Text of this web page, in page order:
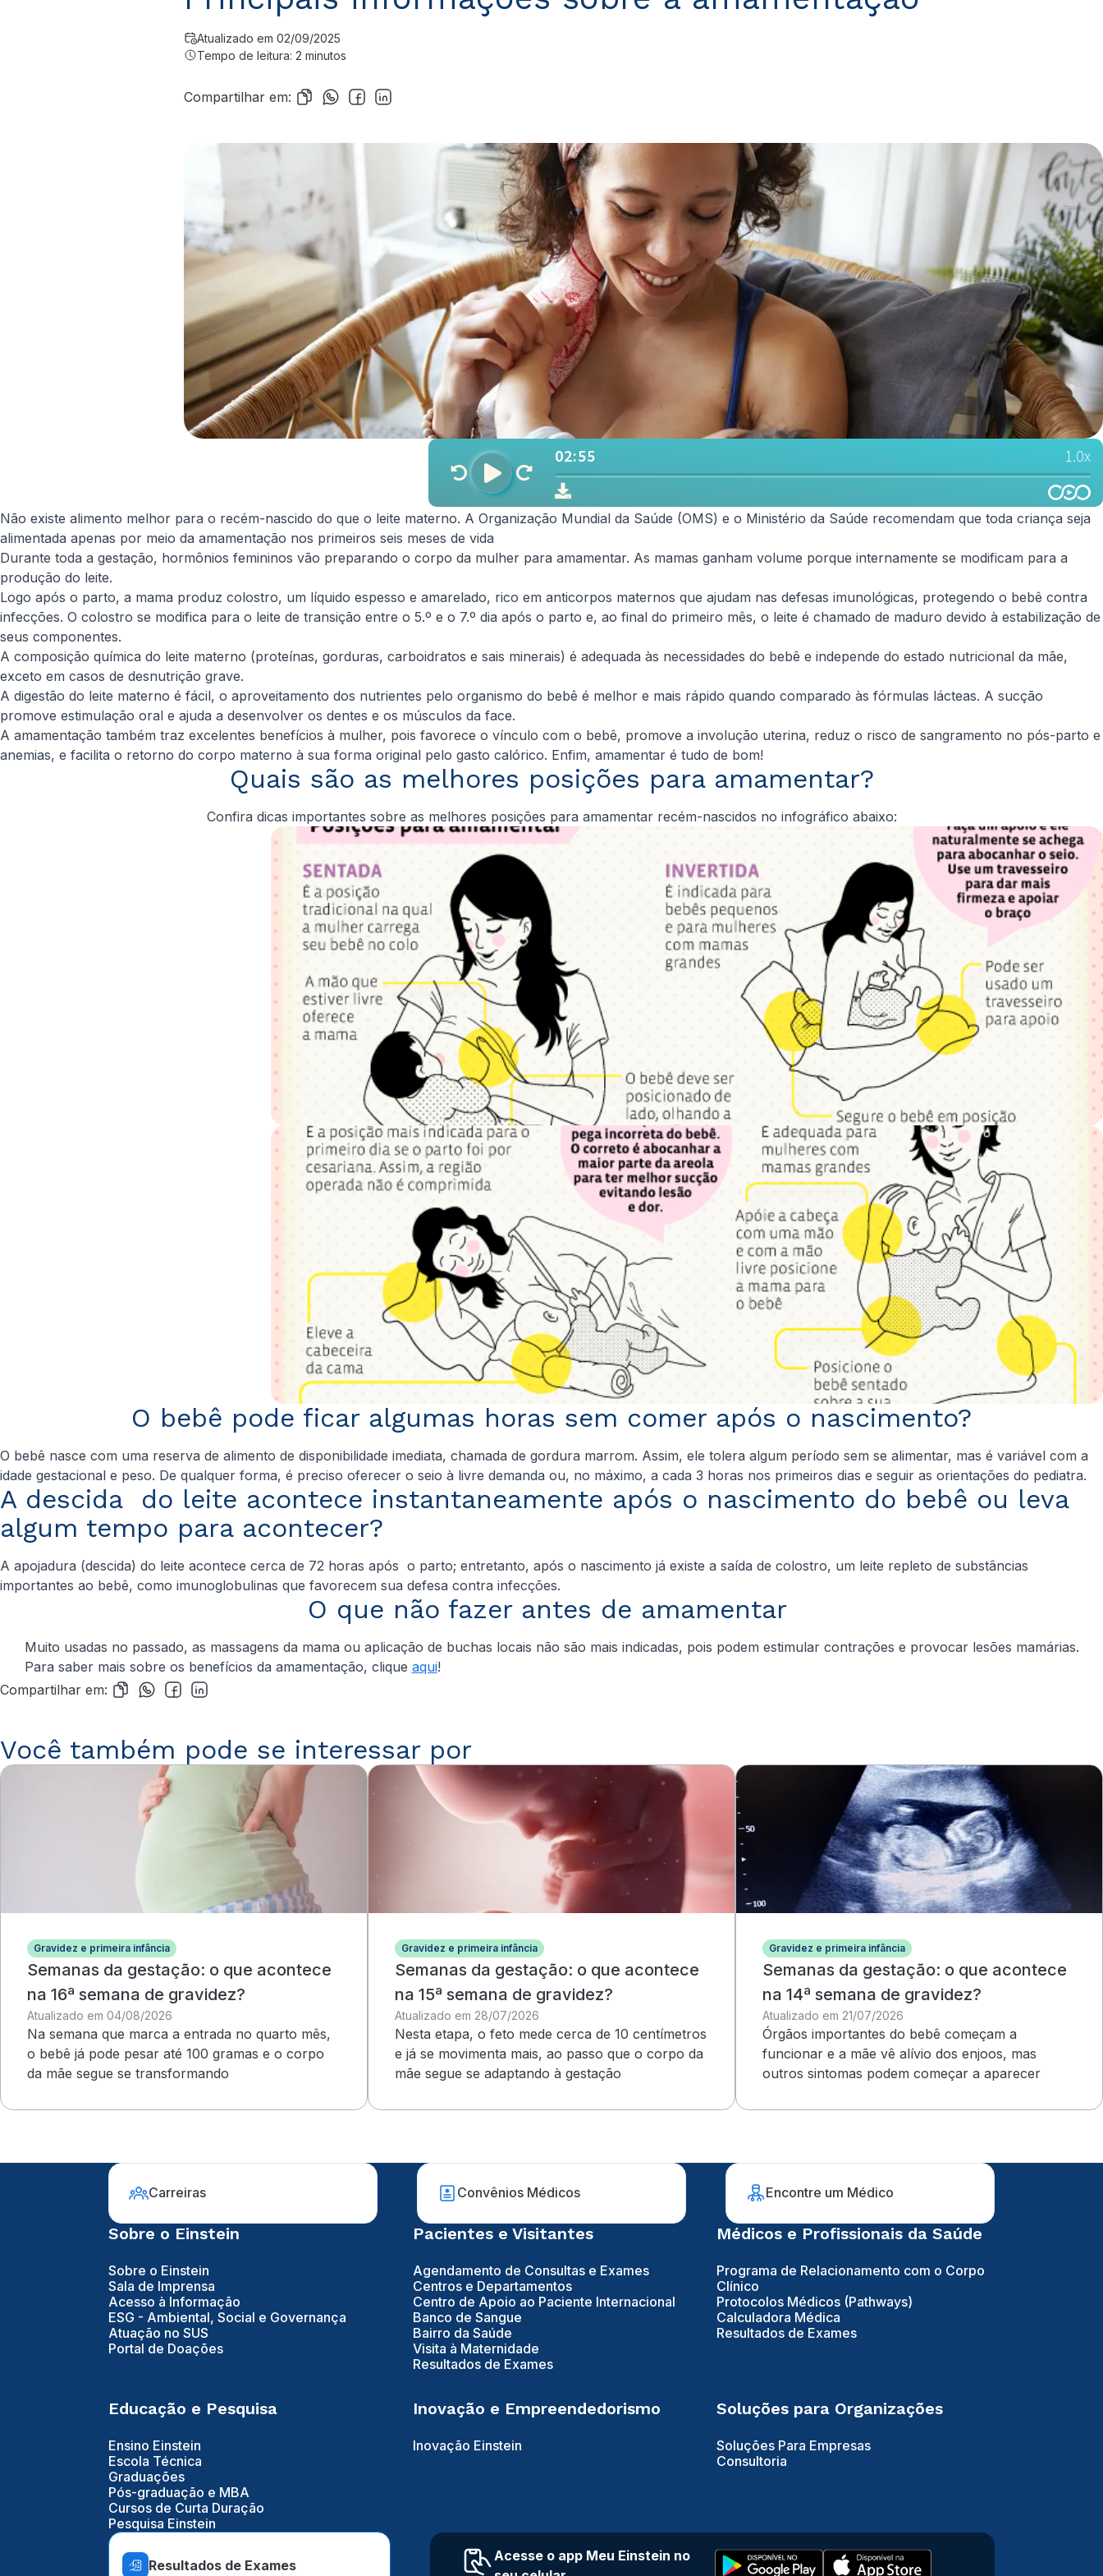
Atualizado em 02/09/2025
Tempo de leitura: 2 minutos
Compartilhar em:
Não existe alimento melhor para o recém-nascido do que o leite materno. A Organização Mundial da Saúde (OMS) e o Ministério da Saúde recomendam que toda criança seja
alimentada apenas por meio da amamentação nos primeiros seis meses de vida
Durante toda a gestação, hormônios femininos vão preparando o corpo da mulher para amamentar. As mamas ganham volume porque internamente se modificam para a
produção do leite.
Logo após o parto, a mama produz colostro, um líquido espesso e amarelado, rico em anticorpos maternos que ajudam nas defesas imunológicas, protegendo o bebê contra
infecções. O colostro se modifica para o leite de transição entre o 5.º e o 7.º dia após o parto e, ao final do primeiro mês, o leite é chamado de maduro devido à estabilização de
seus componentes.
A composição química do leite materno (proteínas, gorduras, carboidratos e sais minerais) é adequada às necessidades do bebê e independe do estado nutricional da mãe,
exceto em casos de desnutrição grave.
A digestão do leite materno é fácil, o aproveitamento dos nutrientes pelo organismo do bebê é melhor e mais rápido quando comparado às fórmulas lácteas. A sucção
promove estimulação oral e ajuda a desenvolver os dentes e os músculos da face.
A amamentação também traz excelentes benefícios à mulher, pois favorece o vínculo com o bebê, promove a involução uterina, reduz o risco de sangramento no pós-parto e
anemias, e facilita o retorno do corpo materno à sua forma original pelo gasto calórico. Enfim, amamentar é tudo de bom!​
Quais são as melhores posições para amamentar?
Confira dicas importantes sobre as melhores posições para amamentar recém-nascidos no infográfico abaixo:
O bebê pode ficar algumas horas sem comer após o nascimento?
O bebê nasce com uma reserva de alimento de disponibilidade imediata, chamada de gordura marrom. Assim, ele tolera algum período sem se alimentar, mas é variável com a
idade gestacional e peso. De qualquer forma, é preciso oferecer o seio à livre demanda ou, no máximo, a cada 3 horas nos primeiros dias e seguir as orientações do pediatra.
A descida do leite acontece instantaneamente após o nascimento do bebê ou leva
algum tempo para acontecer?
A apojadura (descida) do leite acontece cerca de 72 horas após o parto; entretanto, após o nascimento já existe a saída de colostro, um leite repleto de substâncias
importantes ao bebê, como imunoglobulinas que favorecem sua defesa contra infecções.
O que não fazer antes de amamentar
Muito usadas no passado, as massagens da mama ou aplicação de buchas locais não são mais indicadas, pois podem estimular contrações e provocar lesões mamárias.
Para saber mais sobre os benefícios da amamentação, clique aqui!
Compartilhar em:
Você também pode se interessar por
Gravidez e primeira infância
Semanas da gestação: o que acontece
na 16ª semana de gravidez?
Atualizado em 04/08/2026
Na semana que marca a entrada no quarto mês,
o bebê já pode pesar até 100 gramas e o corpo
da mãe segue se transformando
Gravidez e primeira infância
Semanas da gestação: o que acontece
na 15ª semana de gravidez?
Atualizado em 28/07/2026
Nesta etapa, o feto mede cerca de 10 centímetros
e já se movimenta mais, ao passo que o corpo da
mãe segue se adaptando à gestação
Gravidez e primeira infância
Semanas da gestação: o que acontece
na 14ª semana de gravidez?
Atualizado em 21/07/2026
Órgãos importantes do bebê começam a
funcionar e a mãe vê alívio dos enjoos, mas
outros sintomas podem começar a aparecer
Carreiras Convênios Médicos Encontre um Médico
Sobre o Einstein
Sobre o Einstein
Sala de Imprensa
Acesso à Informação
ESG - Ambiental, Social e Governança
Atuação no SUS
Portal de Doações
Pacientes e Visitantes
Agendamento de Consultas e Exames
Centros e Departamentos
Centro de Apoio ao Paciente Internacional
Banco de Sangue
Bairro da Saúde
Visita à Maternidade
Resultados de Exames
Médicos e Profissionais da Saúde
Programa de Relacionamento com o Corpo
Clínico
Protocolos Médicos (Pathways)
Calculadora Médica
Resultados de Exames
Educação e Pesquisa
Ensino Einstein
Escola Técnica
Graduações
Pós-graduação e MBA
Cursos de Curta Duração
Pesquisa Einstein
Inovação e Empreendedorismo
Inovação Einstein
Soluções para Organizações
Soluções Para Empresas
Consultoria
Resultados de Exames
Acesse o app Meu Einstein no